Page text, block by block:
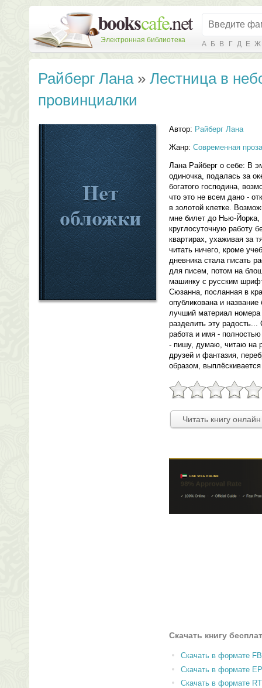
Электронная библиотека А Б В Г Д Е Ж
Райберг Лана» Лестница в
провинциалки
Автор: Райберг Лана
Жанр: Современная проза
Лана Райберг о себе: В
одиночка, подалась за
богатого господина,
что это не всем дано -
в золотой клетке.
мне билет до Нью-Йорка,
круглосуточную работу
квартирах, ухаживая за
читать ничего, кроме
дневника стала писать
для писем, потом на
машинку с русским
Сюзанна, посланная в
опубликована и
лучший материал
разделить эту
работа и имя -
- пишу, думаю, читаю на
друзей и фантазия,
образом,
Читать книгу
Скачать книгу
Скачать в формате
Скачать в формате
Скачать в формате